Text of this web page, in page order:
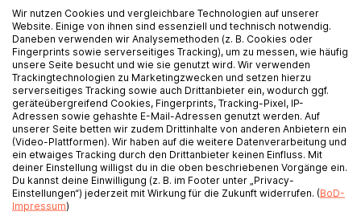
Shop
Hilfe
Presse
Podcasts
Für Verlage
Veröffentlichungsleitfaden
Buchhändlerbestellung
Wir nutzen Cookies und vergleichbare Technologien auf unserer
Website. Einige von ihnen sind essenziell und technisch notwendig.
Daneben verwenden wir Analysemethoden (z. B. Cookies oder
Fingerprints sowie serverseitiges Tracking), um zu messen, wie häufig
unsere Seite besucht und wie sie genutzt wird. Wir verwenden
Trackingtechnologien zu Marketingzwecken und setzen hierzu
serverseitiges Tracking sowie auch Drittanbieter ein, wodurch ggf.
geräteübergreifend Cookies, Fingerprints, Tracking-Pixel, IP-
Adressen sowie gehashte E-Mail-Adressen genutzt werden. Auf
unserer Seite betten wir zudem Drittinhalte von anderen Anbietern ein
(Video-Plattformen). Wir haben auf die weitere Datenverarbeitung und
ein etwaiges Tracking durch den Drittanbieter keinen Einfluss. Mit
deiner Einstellung willigst du in die oben beschriebenen Vorgänge ein.
Du kannst deine Einwilligung (z. B. im Footer unter „Privacy-
Einstellungen“) jederzeit mit Wirkung für die Zukunft widerrufen. (BoD-
Impressum)